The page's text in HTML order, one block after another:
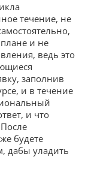
течение, не
и не
ведь это
заполнив
и в течение
и что
будете
дабы уладить